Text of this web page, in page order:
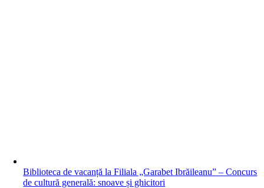
Biblioteca de vacanță la Filiala „Garabet Ibrăileanu” – Concurs
de cultură generală: snoave și ghicitori